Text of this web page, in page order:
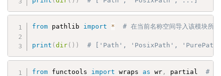
from pathlib import * # 在当前名称空间导入该模块所
print (dir ( ) ) # ['Path', 'PosixPath',
from functools import wraps as wr , partial # 别